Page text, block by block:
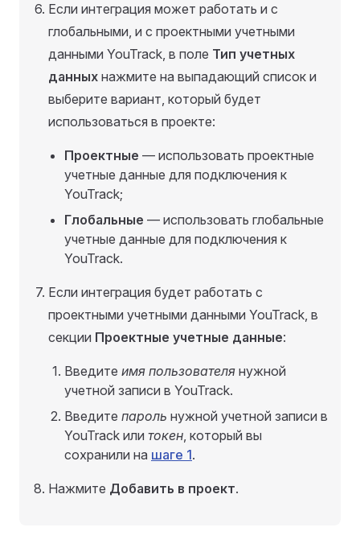
Если интеграция может работать и с
глобальными, и с проектными учетными
данными YouTrack, в поле Тип учетных
данных нажмите на выпадающий список и
выберите вариант, который будет
использоваться в проекте:
Проектные — использовать проектные
учетные данные для подключения к
YouTrack;
Глобальные — использовать глобальные
учетные данные для подключения к
YouTrack.
Если интеграция будет работать с
проектными учетными данными YouTrack, в
секции Проектные учетные данные:
Введите имя пользователя нужной
учетной записи в YouTrack.
Введите пароль нужной учетной записи в
YouTrack или токен, который вы
сохранили на шаге 1.
Нажмите Добавить в проект.